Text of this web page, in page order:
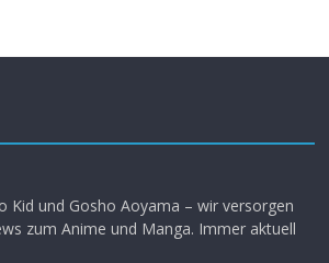
Kid und Gosho Aoyama – wir versorgen
zum Anime und Manga. Immer aktuell